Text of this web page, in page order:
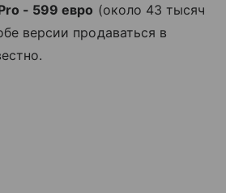
- 599 евро (около 43 тысяч
версии продаваться в